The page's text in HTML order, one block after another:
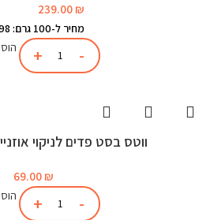
239.00 ₪
מחיר ל-100 גרם: ₪3.98
ווטס בסט פדים לניקוי אוזניים
69.00 ₪